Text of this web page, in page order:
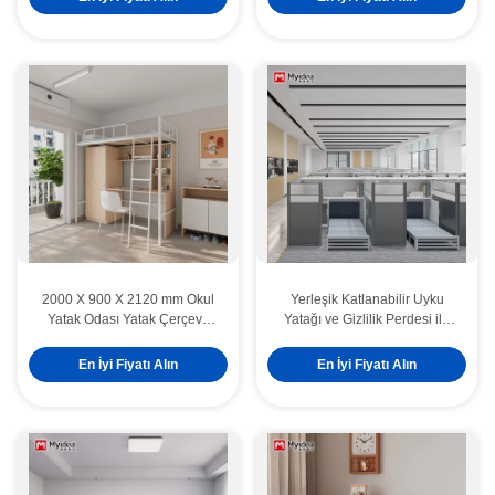
Hazır.
2000 X 900 X 2120 mm Okul
Yatak Odası Yatak Çerçeve
En İyi Fiyatı Alın
Yerleşik Katlanabilir Uyku
Yatağı ve Gizlilik Perdesi ile
Üretkenlik İçin Hepsi Bir Arada
İş İstasyonu.
En İyi Fiyatı Alın